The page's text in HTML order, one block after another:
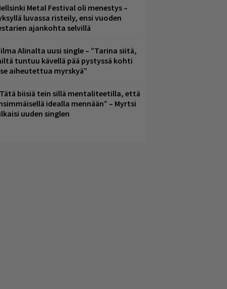
Metal Festival oli menestys –
luvassa risteily, ensi vuoden
ajankohta selvillä
Alinalta uusi single – ”Tarina siitä,
tuntuu kävellä pää pystyssä kohti
aiheutettua myrskyä”
biisiä tein sillä mentaliteetilla, että
idealla mennään” – Myrtsi
uuden singlen